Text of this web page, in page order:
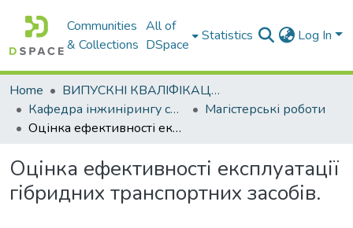
Communities
& Collections
All of
DSpace
Statistics Log In
Home
ВИПУСКНІ КВАЛІФІКАЦІЙНІ РОБОТИ
Кафедра інжинірингу систем автомобільного транспорту
Магістерські роботи
Оцінка ефективності експлуатації гібридних транспортних засобів.
Оцінка ефективності експлуатації
гібридних транспортних засобів.